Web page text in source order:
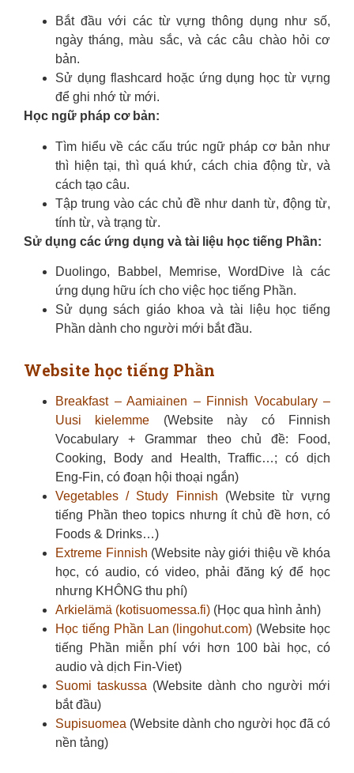
Bắt đầu với các từ vựng thông dụng như số,
ngày tháng, màu sắc, và các câu chào hỏi cơ
bản.
Sử dụng flashcard hoặc ứng dụng học từ vựng
để ghi nhớ từ mới.
Học ngữ pháp cơ bản:
Tìm hiểu về các cấu trúc ngữ pháp cơ bản như
thì hiện tại, thì quá khứ, cách chia động từ, và
cách tạo câu.
Tập trung vào các chủ đề như danh từ, động từ,
tính từ, và trạng từ.
Sử dụng các ứng dụng và tài liệu học tiếng Phần:
Duolingo, Babbel, Memrise, WordDive là các
ứng dụng hữu ích cho việc học tiếng Phần.
Sử dụng sách giáo khoa và tài liệu học tiếng
Phần dành cho người mới bắt đầu.
Website học tiếng Phần
Breakfast – Aamiainen – Finnish Vocabulary –
Uusi kielemme (Website này có Finnish
Vocabulary + Grammar theo chủ đề: Food,
Cooking, Body and Health, Traffic…; có dịch
Eng-Fin, có đoạn hội thoại ngắn)
Vegetables / Study Finnish (Website từ vựng
tiếng Phần theo topics nhưng ít chủ đề hơn, có
Foods & Drinks…)
Extreme Finnish (Website này giới thiệu về khóa
học, có audio, có video, phải đăng ký để học
nhưng KHÔNG thu phí)
Arkielämä (kotisuomessa.fi) (Học qua hình ảnh)
Học tiếng Phần Lan (lingohut.com) (Website học
tiếng Phần miễn phí với hơn 100 bài học, có
audio và dịch Fin-Viet)
Suomi taskussa (Website dành cho người mới
bắt đầu)
Supisuomea (Website dành cho người học đã có
nền tảng)